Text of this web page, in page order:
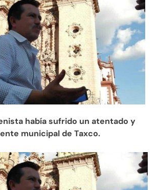
había sufrido un atentado y
municipal de Taxco.